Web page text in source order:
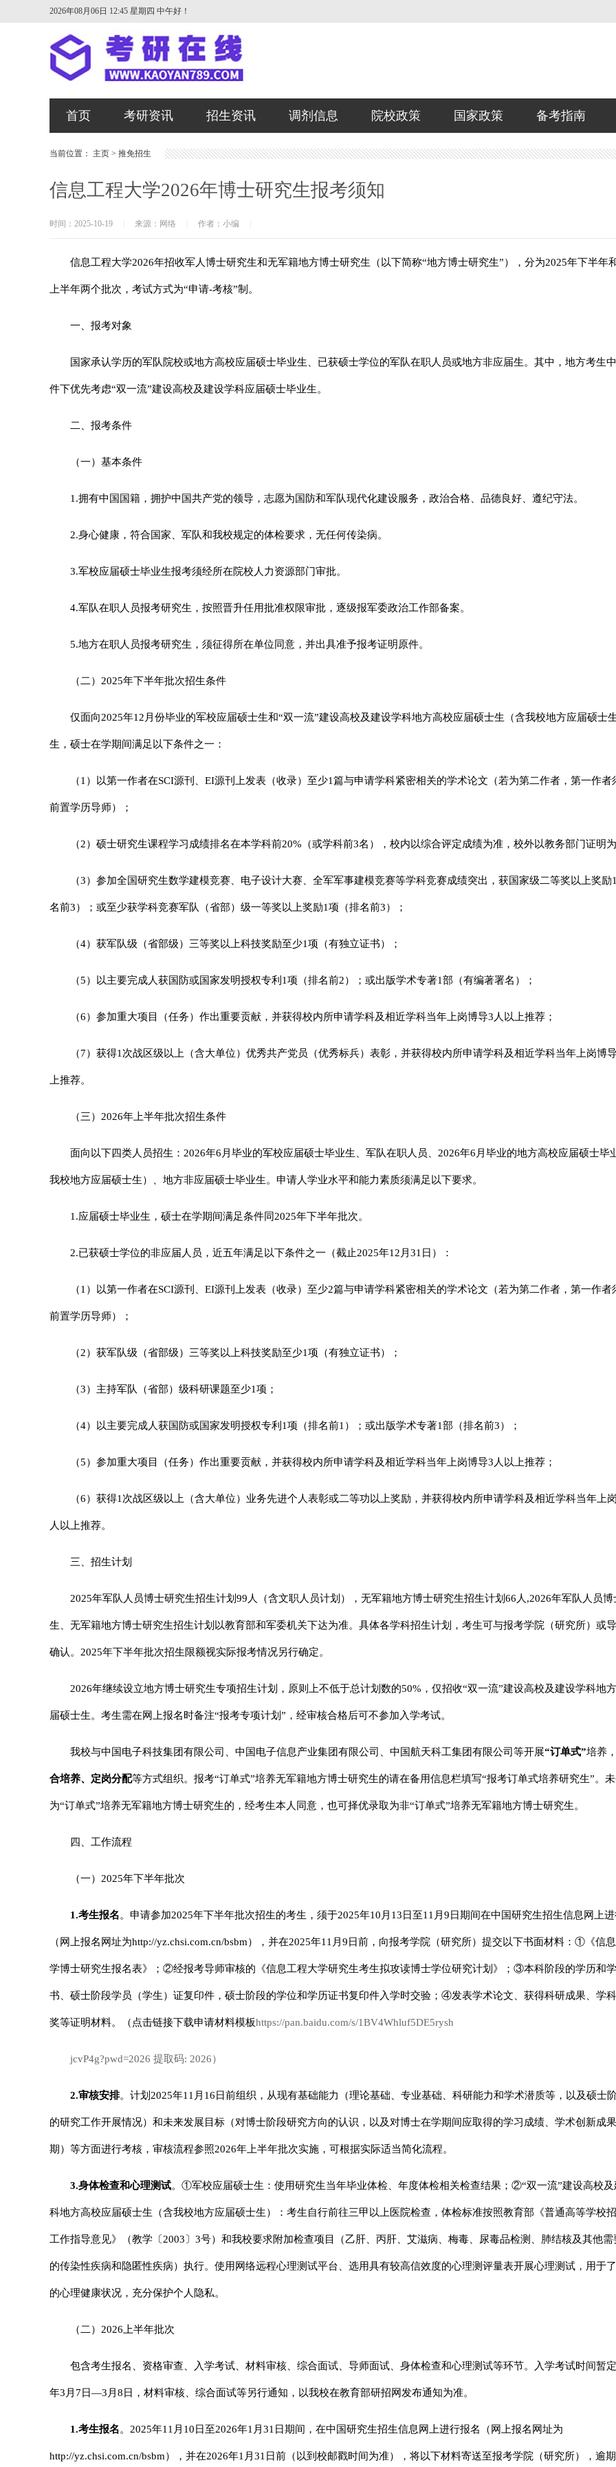
2026年08月06日 12:45 星期四 中午好！
首页 考研资讯 招生资讯 调剂信息 院校政策 国家政策 备考指南
当前位置： 主页 > 推免招生
信息工程大学2026年博士研究生报考须知
时间：2025-10-19 来源：网络 作者：小编
信息工程大学2026年招收军人博士研究生和无军籍地方博士研究生（以下简称“地方博士研究生”），分为2025年下半年
上半年两个批次，考试方式为“申请-考核”制。
一、报考对象
国家承认学历的军队院校或地方高校应届硕士毕业生、已获硕士学位的军队在职人员或地方非应届生。其中，地方考生
件下优先考虑“双一流”建设高校及建设学科应届硕士毕业生。
二、报考条件
（一）基本条件
1.拥有中国国籍，拥护中国共产党的领导，志愿为国防和军队现代化建设服务，政治合格、品德良好、遵纪守法。
2.身心健康，符合国家、军队和我校规定的体检要求，无任何传染病。
3.军校应届硕士毕业生报考须经所在院校人力资源部门审批。
4.军队在职人员报考研究生，按照晋升任用批准权限审批，逐级报军委政治工作部备案。
5.地方在职人员报考研究生，须征得所在单位同意，并出具准予报考证明原件。
（二）2025年下半年批次招生条件
仅面向2025年12月份毕业的军校应届硕士生和“双一流”建设高校及建设学科地方高校应届硕士生（含我校地方应届硕士
生，硕士在学期间满足以下条件之一：
（1）以第一作者在SCI源刊、EI源刊上发表（收录）至少1篇与申请学科紧密相关的学术论文（若为第二作者，第一作者
前置学历导师）；
（2）硕士研究生课程学习成绩排名在本学科前20%（或学科前3名），校内以综合评定成绩为准，校外以教务部门证明为
（3）参加全国研究生数学建模竞赛、电子设计大赛、全军军事建模竞赛等学科竞赛成绩突出，获国家级二等奖以上奖励
名前3）；或至少获学科竞赛军队（省部）级一等奖以上奖励1项（排名前3）；
（4）获军队级（省部级）三等奖以上科技奖励至少1项（有独立证书）；
（5）以主要完成人获国防或国家发明授权专利1项（排名前2）；或出版学术专著1部（有编著署名）；
（6）参加重大项目（任务）作出重要贡献，并获得校内所申请学科及相近学科当年上岗博导3人以上推荐；
（7）获得1次战区级以上（含大单位）优秀共产党员（优秀标兵）表彰，并获得校内所申请学科及相近学科当年上岗博
上推荐。
（三）2026年上半年批次招生条件
面向以下四类人员招生：2026年6月毕业的军校应届硕士毕业生、军队在职人员、2026年6月毕业的地方高校应届硕士毕
我校地方应届硕士生）、地方非应届硕士毕业生。申请人学业水平和能力素质须满足以下要求。
1.应届硕士毕业生，硕士在学期间满足条件同2025年下半年批次。
2.已获硕士学位的非应届人员，近五年满足以下条件之一（截止2025年12月31日）：
（1）以第一作者在SCI源刊、EI源刊上发表（收录）至少2篇与申请学科紧密相关的学术论文（若为第二作者，第一作者
前置学历导师）；
（2）获军队级（省部级）三等奖以上科技奖励至少1项（有独立证书）；
（3）主持军队（省部）级科研课题至少1项；
（4）以主要完成人获国防或国家发明授权专利1项（排名前1）；或出版学术专著1部（排名前3）；
（5）参加重大项目（任务）作出重要贡献，并获得校内所申请学科及相近学科当年上岗博导3人以上推荐；
（6）获得1次战区级以上（含大单位）业务先进个人表彰或二等功以上奖励，并获得校内所申请学科及相近学科当年上
人以上推荐。
三、招生计划
2025年军队人员博士研究生招生计划99人（含文职人员计划），无军籍地方博士研究生招生计划66人,2026年军队人员博
生、无军籍地方博士研究生招生计划以教育部和军委机关下达为准。具体各学科招生计划，考生可与报考学院（研究所）或
确认。2025年下半年批次招生限额视实际报考情况另行确定。
2026年继续设立地方博士研究生专项招生计划，原则上不低于总计划数的50%，仅招收“双一流”建设高校及建设学科地
届硕士生。考生需在网上报名时备注“报考专项计划”，经审核合格后可不参加入学考试。
我校与中国电子科技集团有限公司、中国电子信息产业集团有限公司、中国航天科工集团有限公司等开展“订单式”培养
合培养、定岗分配等方式组织。报考“订单式”培养无军籍地方博士研究生的请在备用信息栏填写“报考订单式培养研究生”。
为“订单式”培养无军籍地方博士研究生的，经考生本人同意，也可择优录取为非“订单式”培养无军籍地方博士研究生。
四、工作流程
（一）2025年下半年批次
1.考生报名。申请参加2025年下半年批次招生的考生，须于2025年10月13日至11月9日期间在中国研究生招生信息网上进
（网上报名网址为http://yz.chsi.com.cn/bsbm），并在2025年11月9日前，向报考学院（研究所）提交以下书面材料：①《信
学博士研究生报名表》；②经报考导师审核的《信息工程大学研究生考生拟攻读博士学位研究计划》；③本科阶段的学历和
书、硕士阶段学员（学生）证复印件，硕士阶段的学位和学历证书复印件入学时交验；④发表学术论文、获得科研成果、学
奖等证明材料。（点击链接下载申请材料模板https://pan.baidu.com/s/1BV4Whluf5DE5rysh
jcvP4g?pwd=2026 提取码: 2026）
2.审核安排。计划2025年11月16日前组织，从现有基础能力（理论基础、专业基础、科研能力和学术潜质等，以及硕士
的研究工作开展情况）和未来发展目标（对博士阶段研究方向的认识，以及对博士在学期间应取得的学习成绩、学术创新成
期）等方面进行考核，审核流程参照2026年上半年批次实施，可根据实际适当简化流程。
3.身体检查和心理测试。①军校应届硕士生：使用研究生当年毕业体检、年度体检相关检查结果；②“双一流”建设高校及
科地方高校应届硕士生（含我校地方应届硕士生）：考生自行前往三甲以上医院检查，体检标准按照教育部《普通高等学校
工作指导意见》（教学〔2003〕3号）和我校要求附加检查项目（乙肝、丙肝、艾滋病、梅毒、尿毒品检测、肺结核及其他需
的传染性疾病和隐匿性疾病）执行。使用网络远程心理测试平台、选用具有较高信效度的心理测评量表开展心理测试，用于
的心理健康状况，充分保护个人隐私。
（二）2026上半年批次
包含考生报名、资格审查、入学考试、材料审核、综合面试、导师面试、身体检查和心理测试等环节。入学考试时间暂
年3月7日—3月8日，材料审核、综合面试等另行通知，以我校在教育部研招网发布通知为准。
1.考生报名。2025年11月10日至2026年1月31日期间，在中国研究生招生信息网上进行报名（网上报名网址为
http://yz.chsi.com.cn/bsbm），并在2026年1月31日前（以到校邮戳时间为准），将以下材料寄送至报考学院（研究所），逾